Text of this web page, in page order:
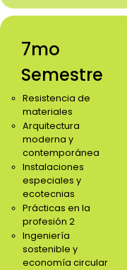
7mo
Semestre
Resistencia de
materiales
Arquitectura
moderna y
contemporánea
Instalaciones
especiales y
ecotecnias
Prácticas en la
profesión 2
Ingeniería
sostenible y
economía circular